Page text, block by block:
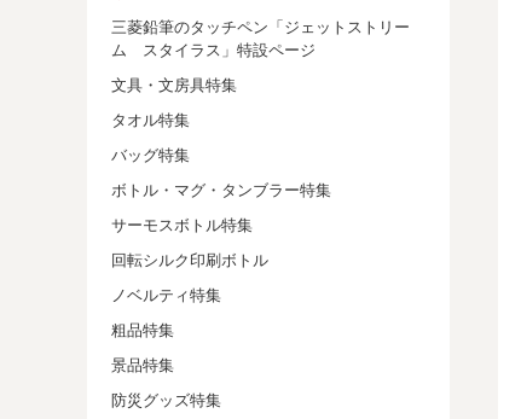
三菱鉛筆のタッチペン「ジェットストリー
ム スタイラス」特設ページ
文具・文房具特集
タオル特集
バッグ特集
ボトル・マグ・タンブラー特集
サーモスボトル特集
回転シルク印刷ボトル
ノベルティ特集
粗品特集
景品特集
防災グッズ特集